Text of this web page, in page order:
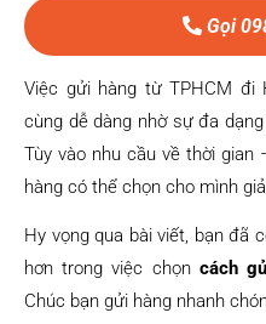
Gọi
Việc gửi hàng từ TPHCM đi
cùng dễ dàng nhờ sự đa
Tùy vào nhu cầu về thời gian
hàng có thể chọn cho mình
Hy vọng qua bài viết, bạn đã
hơn trong việc chọn cách
Chúc bạn gửi hàng nhanh